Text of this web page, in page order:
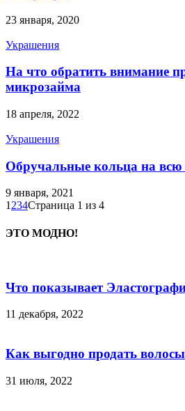
23 января, 2020
Украшения
На что обратить внимание
микрозайма
18 апреля, 2022
Украшения
Обручальные кольца на
9 января, 2021
1234Страница 1 из 4
ЭТО МОДНО!
Что показывает
11 декабря, 2022
Как выгодно продать
31 июля, 2022